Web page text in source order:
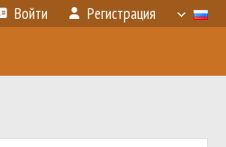
Войти Регистрация